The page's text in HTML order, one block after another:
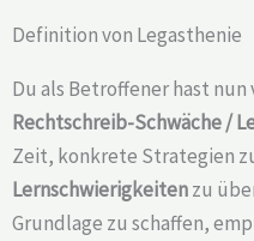
Definition von Legasthenie
Du als Betroffener hast nun
Rechtschreib-Schwäche /
Zeit, konkrete Strategien
Lernschwierigkeitenzu
Grundlage zu schaffen,